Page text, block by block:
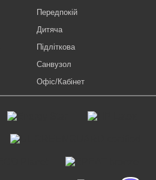
Передпокій
Дитяча
Підліткова
Санвузол
Офіс/Кабінет